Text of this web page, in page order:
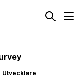
Utvecklare